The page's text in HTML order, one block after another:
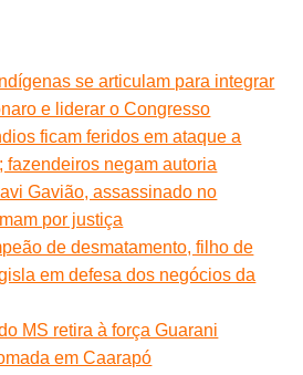
se articulam para integrar
e liderar o Congresso
ficam feridos em ataque a
fazendeiros negam autoria
Gavião, assassinado no
por justiça
de desmatamento, filho de
em defesa dos negócios da
MS retira à força Guarani
em Caarapó